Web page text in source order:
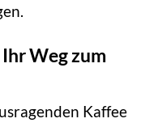
Weg zum
Kaffee